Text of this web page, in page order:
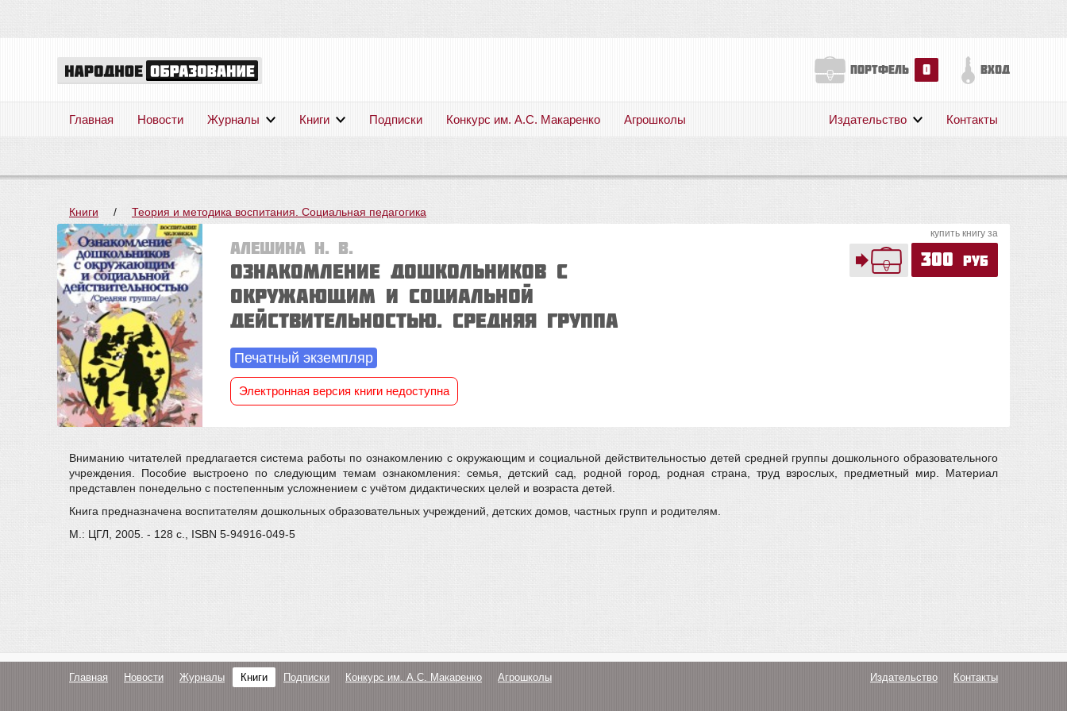
портфель 0 вход
Главная Новости Журналы Книги Подписки Конкурс им. А.С. Макаренко Агрошколы
Авторам
Публикации
Издательство Контакты
Книги / Теория и методика воспитания. Социальная педагогика
Алешина Н. В.
Ознакомление дошкольников с
окружающим и социальной
действительностью. Средняя группа
Печатный экземпляр
Электронная версия книги недоступна
купить книгу за
300 руб
Вниманию читателей предлагается система работы по ознакомлению с окружающим и социальной действительностью детей средней группы дошкольного образовательного
учреждения. Пособие выстроено по следующим темам ознакомления: семья, детский сад, родной город, родная страна, труд взрослых, предметный мир. Материал
представлен понедельно с постепенным усложнением с учётом дидактических целей и возраста детей.
Книга предназначена воспитателям дошкольных образовательных учреждений, детских домов, частных групп и родителям.
М.: ЦГЛ, 2005. - 128 с., ISBN 5-94916-049-5
Главная Новости Журналы Книги Подписки Конкурс им. А.С. Макаренко Агрошколы Издательство Контакты